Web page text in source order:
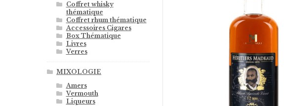
Coffret whisky
thématique
Coffret rhum thématique
Accessoires Cigares
Box Thématique
Livres
Verres
MIXOLOGIE
Amers
Vermouth
Liqueurs